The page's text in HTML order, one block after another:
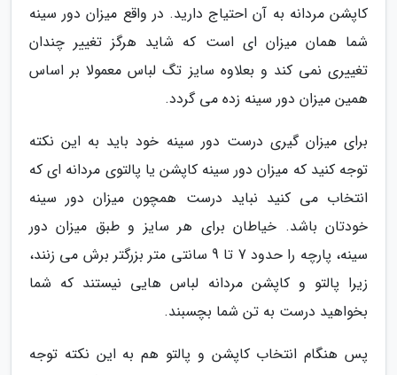
کاپشن مردانه به آن احتیاج دارید. در واقع میزان دور سینه
شما همان میزان ای است که شاید هرگز تغییر چندان
تغییری نمی کند و بعلاوه سایز تگ لباس معمولا بر اساس
همین میزان دور سینه زده می گردد.
برای میزان گیری درست دور سینه خود باید به این نکته
توجه کنید که میزان دور سینه کاپشن یا پالتوی مردانه ای که
انتخاب می کنید نباید درست همچون میزان دور سینه
خودتان باشد. خیاطان برای هر سایز و طبق میزان دور
سینه، پارچه را حدود 7 تا 9 سانتی متر بزرگتر برش می زنند،
زیرا پالتو و کاپشن مردانه لباس هایی نیستند که شما
بخواهید درست به تن شما بچسبند.
پس هنگام انتخاب کاپشن و پالتو هم به این نکته توجه